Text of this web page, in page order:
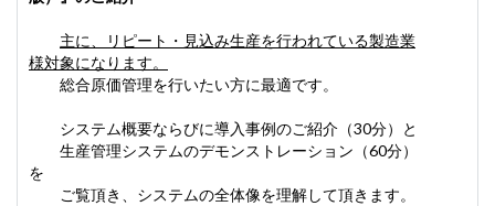
主に、リピート・見込み生産を行われている製造業
様対象になります。
総合原価管理を行いたい方に最適です。
システム概要ならびに導入事例のご紹介（30分）と
生産管理システムのデモンストレーション（60分）
を
ご覧頂き、システムの全体像を理解して頂きます。